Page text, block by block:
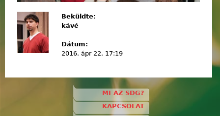
Beküldte:
kávé
Dátum:
2016. ápr 22. 17:19
MI AZ SDG?
KAPCSOLAT